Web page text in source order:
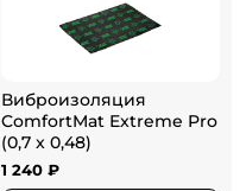
Виброизоляция
ComfortMat Extreme Pro
(0,7 x 0,48)
1 240 ₽